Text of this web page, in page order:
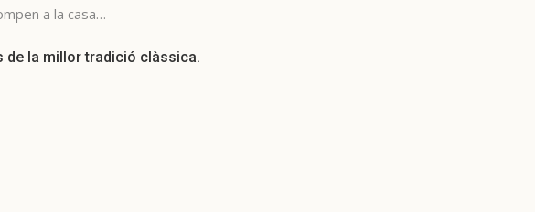
a la casa…
de la millor tradició clàssica.